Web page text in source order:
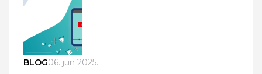
BLOG06. jun 2025.